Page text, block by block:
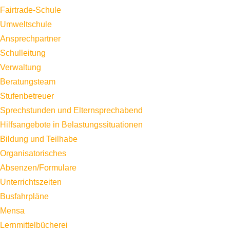
Fairtrade-Schule
Umweltschule
Ansprechpartner
Schulleitung
Verwaltung
Beratungsteam
Stufenbetreuer
Sprechstunden und Elternsprechabend
Hilfsangebote in Belastungssituationen
Bildung und Teilhabe
Organisatorisches
Absenzen/Formulare
Unterrichtszeiten
Busfahrpläne
Mensa
Lernmittelbücherei